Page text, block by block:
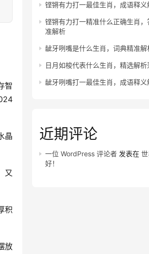
智
晶
又
积
放
铿锵有力打一最佳生肖，成语释义
铿锵有力打一精准什么正确生肖，
准解析
龇牙咧嘴是什么生肖，词典精准解
日月如梭代表什么生肖，精选解析
龇牙咧嘴打一最佳生肖，成语释义
近期评论
一位 WordPress 评论者 发表在
好！